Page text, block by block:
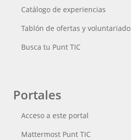
Catálogo de experiencias
Tablón de ofertas y voluntariado
Busca tu Punt TIC
Portales
Acceso a este portal
Mattermost Punt TIC